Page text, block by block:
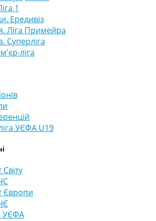
1
Ередивіз
Ліга Примейра
Суперліга
ліга
УЄФА U19
Європи
УЄФА